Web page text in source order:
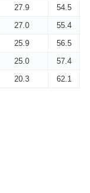
27.9
54.5
27.0
55.4
25.9
56.5
25.0
57.4
20.3 62.1